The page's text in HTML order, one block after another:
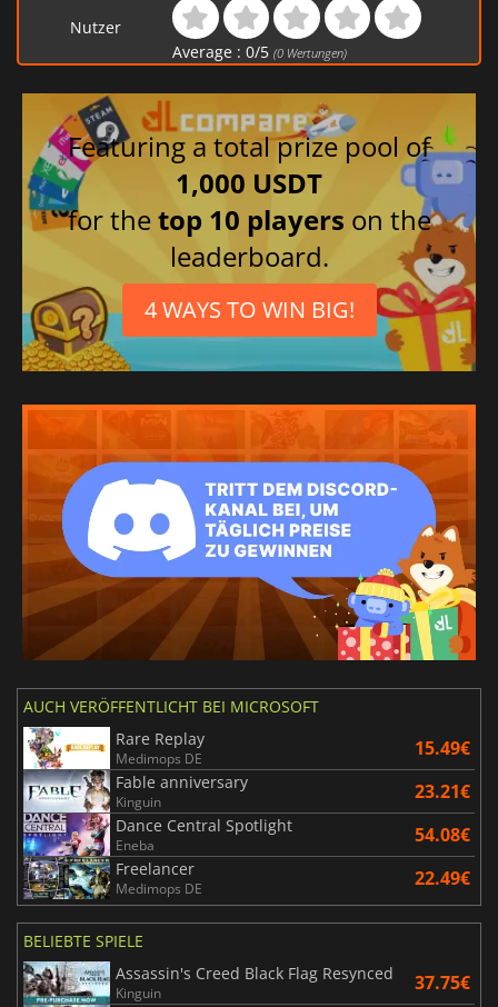
Nutzer
Average : 0/5 (0Wertungen)
Featuring a total prize pool of
1,000 USDT
for thetop 10 players on the
leaderboard.
4 WAYS TO WIN BIG!
AUCH VERÖFFENTLICHT BEI MICROSOFT
Rare Replay
Medimops DE 15.49€
Fable anniversary
Kinguin 23.21€
Dance Central Spotlight
Eneba 54.08€
Freelancer
Medimops DE 22.49€
BELIEBTE SPIELE
Assassin's Creed Black Flag Resynced
Kinguin 37.75€